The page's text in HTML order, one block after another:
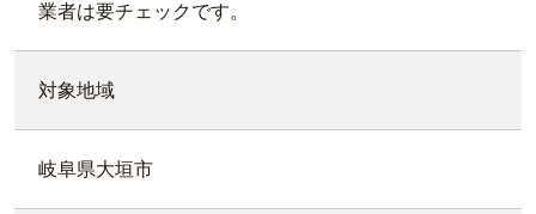
業者は要チェックです。
対象地域
岐阜県大垣市